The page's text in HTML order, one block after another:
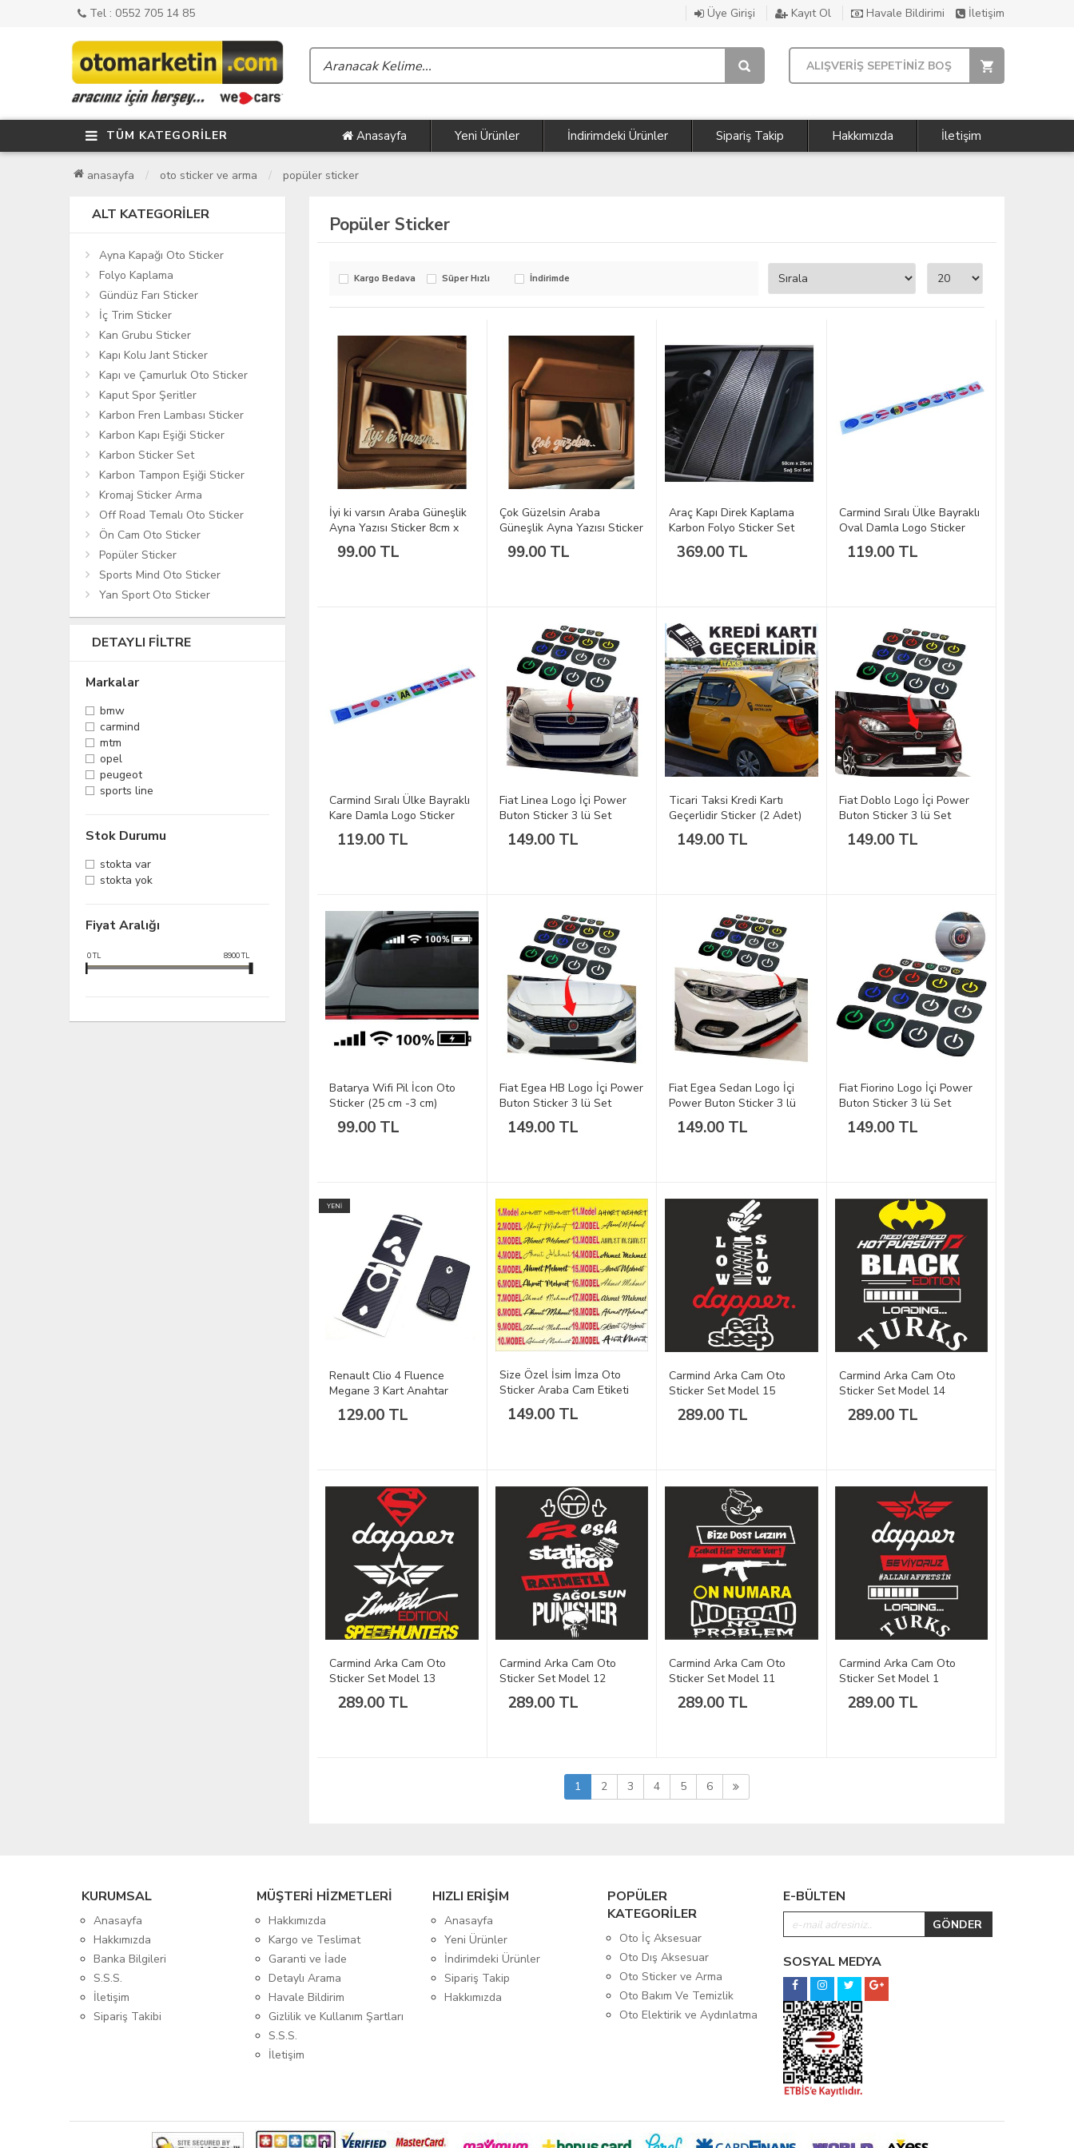
Tel : 0552 705 14 85 Üye Girişi Kayıt Ol Havale Bildirimi İletişim
ALIŞVERİŞ SEPETİNİZ BOŞ
TÜM KATEGORİLER Anasayfa Yeni Ürünler İndirimdeki Ürünler Sipariş Takip Hakkımızda İletişim
anasayfa oto sticker ve arma popüler sticker
ALT KATEGORILER
Ayna Kapağı Oto Sticker
Folyo Kaplama
Gündüz Farı Sticker
İç Trim Sticker
Kan Grubu Sticker
Kapı Kolu Jant Sticker
Kapı ve Çamurluk Oto Sticker
Kaput Spor Şeritler
Karbon Fren Lambası Sticker
Karbon Kapı Eşiği Sticker
Karbon Sticker Set
Karbon Tampon Eşiği Sticker
Kromaj Sticker Arma
Off Road Temalı Oto Sticker
Ön Cam Oto Sticker
Popüler Sticker
Sports Mind Oto Sticker
Yan Sport Oto Sticker
DETAYLI FILTRE
Markalar
bmw
carmind
mtm
opel
peugeot
sports line
Stok Durumu
stokta var
stokta yok
Fiyat Aralığı
0TL 8900TL
Popüler Sticker
Kargo Bedava Süper Hızlı İndirimde
İyi ki varsın Araba Güneşlik
Ayna Yazısı Sticker 8cm x
2cm
99.00 TL
Çok Güzelsin Araba
Güneşlik Ayna Yazısı Sticker
8cm x 2cm
99.00 TL
Araç Kapı Direk Kaplama
Karbon Folyo Sticker Set
369.00 TL
Carmind Sıralı Ülke Bayraklı
Oval Damla Logo Sticker
MODEL2
119.00 TL
Carmind Sıralı Ülke Bayraklı
Kare Damla Logo Sticker
MODEL2
119.00 TL
Fiat Linea Logo İçi Power
Buton Sticker 3 lü Set
149.00 TL
Ticari Taksi Kredi Kartı
Geçerlidir Sticker (2 Adet)
149.00 TL
Fiat Doblo Logo İçi Power
Buton Sticker 3 lü Set
149.00 TL
Batarya Wifi Pil İcon Oto
Sticker (25 cm -3 cm)
99.00 TL
Fiat Egea HB Logo İçi Power
Buton Sticker 3 lü Set
149.00 TL
Fiat Egea Sedan Logo İçi
Power Buton Sticker 3 lü
Set149.00 TL
Fiat Fiorino Logo İçi Power
Buton Sticker 3 lü Set
149.00 TL
YENİ
Renault Clio 4 Fluence
Megane 3 Kart Anahtar
Sticker Kaplama
129.00 TL
Size Özel İsim İmza Oto
Sticker Araba Cam Etiketi
149.00 TL
Carmind Arka Cam Oto
Sticker Set Model 15
289.00 TL
Carmind Arka Cam Oto
Sticker Set Model 14
289.00 TL
Carmind Arka Cam Oto
Sticker Set Model 13
289.00 TL
Carmind Arka Cam Oto
Sticker Set Model 12
289.00 TL
Carmind Arka Cam Oto
Sticker Set Model 11
289.00 TL
Carmind Arka Cam Oto
Sticker Set Model 1
289.00 TL
1 2 3 4 5 6
KURUMSAL
Anasayfa
Hakkımızda
Banka Bilgileri
S.S.S.
İletişim
Sipariş Takibi
MÜŞTERİ HİZMETLERİ
Hakkımızda
Kargo ve Teslimat
Garanti ve İade
Detaylı Arama
Havale Bildirim
Gizlilik ve Kullanım Şartları
S.S.S.
İletişim
HIZLI ERİŞİM
Anasayfa
Yeni Ürünler
İndirimdeki Ürünler
Sipariş Takip
Hakkımızda
POPÜLER
KATEGORİLER
Oto İç Aksesuar
Oto Dış Aksesuar
Oto Sticker ve Arma
Oto Bakım Ve Temizlik
Oto Elektirik ve Aydınlatma
E-BÜLTEN
SOSYAL MEDYA